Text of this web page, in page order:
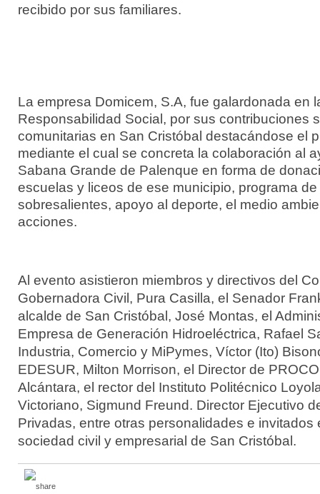
recibido por sus familiares.
La empresa Domicem, S.A, fue galardonada en
Responsabilidad Social, por sus contribuciones
comunitarias en San Cristóbal destacándose el
mediante el cual se concreta la colaboración al
Sabana Grande de Palenque en forma de
escuelas y liceos de ese municipio, programa
sobresalientes, apoyo al deporte, el medio
acciones.
Al evento asistieron miembros y directivos del
Gobernadora Civil, Pura Casilla, el Senador
alcalde de San Cristóbal, José Montas, el
Empresa de Generación Hidroeléctrica, Rafael
Industria, Comercio y MiPymes, Víctor (Ito)
EDESUR, Milton Morrison, el Director de
Alcántara, el rector del Instituto Politécnico
Victoriano, Sigmund Freund. Director Ejecutivo
Privadas, entre otras personalidades e invitados
sociedad civil y empresarial de San Cristóbal.